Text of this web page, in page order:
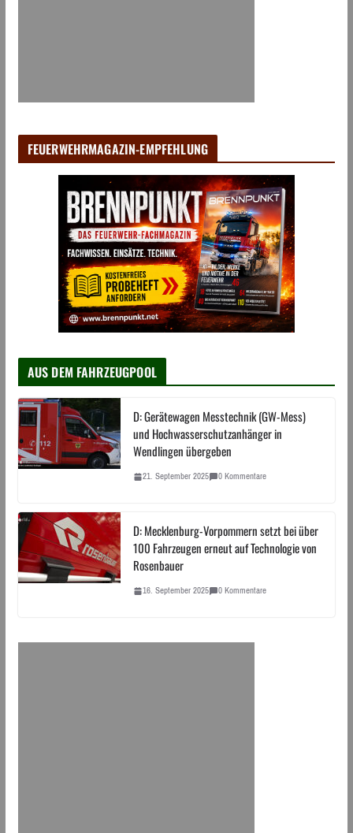
FEUERWEHRMAGAZIN-EMPFEHLUNG
AUS DEM FAHRZEUGPOOL
D: Gerätewagen Messtechnik (GW-Mess)
und Hochwasserschutzanhänger in
Wendlingen übergeben
21. September 2025 0 Kommentare
D: Mecklenburg-Vorpommern setzt bei über
100 Fahrzeugen erneut auf Technologie von
Rosenbauer
16. September 2025 0 Kommentare